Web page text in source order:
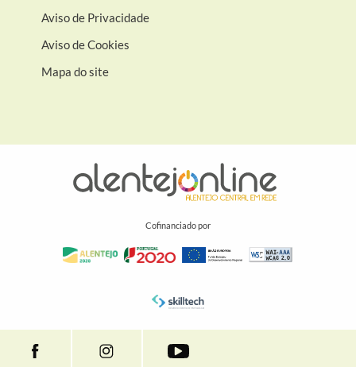
Aviso de Privacidade
Aviso de Cookies
Mapa do site
Cofinanciado por